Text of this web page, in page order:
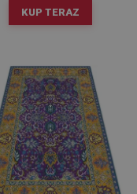
KUP TERAZ